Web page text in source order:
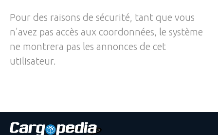
Pour des raisons de sécurité, tant que vous
n'avez pas accès aux coordonnées, le système
ne montrera pas les annonces de cet
utilisateur.